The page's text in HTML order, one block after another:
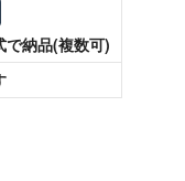
で納品(複数可)